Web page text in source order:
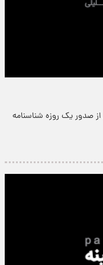
صدور یک روزه شناسنامه